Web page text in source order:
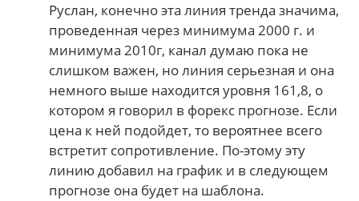
Руслан, конечно эта линия тренда значима,
проведенная через минимума 2000 г. и
минимума 2010г, канал думаю пока не
слишком важен, но линия серьезная и она
немного выше находится уровня 161,8, о
котором я говорил в форекс прогнозе. Если
цена к ней подойдет, то вероятнее всего
встретит сопротивление. По-этому эту
линию добавил на график и в следующем
прогнозе она будет на шаблона.